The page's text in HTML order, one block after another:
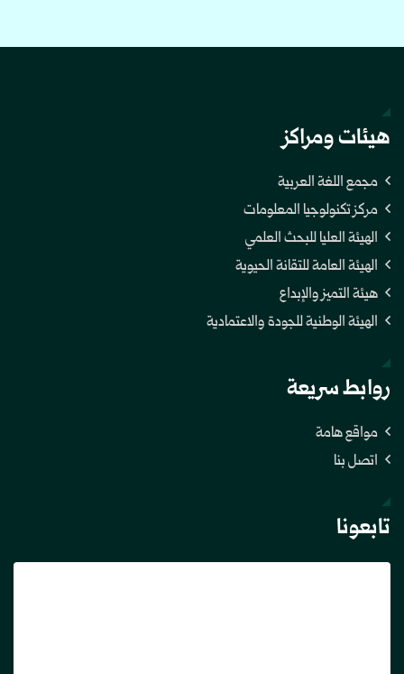
هيئات ومراكز
مجمع اللغة العربية
مركز تكنولوجيا المعلومات
الهيئة العليا للبحث العلمي
الهيئة العامة للتقانة الحيوية
هيئة التميز والإبداع
الهيئة الوطنية للجودة والاعتمادية
روابط سريعة
مواقع هامة
اتصل بنا
تابعونا